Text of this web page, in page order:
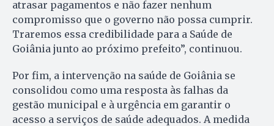
atrasar pagamentos e não fazer nenhum
compromisso que o governo não possa cumprir.
Traremos essa credibilidade para a Saúde de
Goiânia junto ao próximo prefeito”, continuou.
Por fim, a intervenção na saúde de Goiânia se
consolidou como uma resposta às falhas da
gestão municipal e à urgência em garantir o
acesso a serviços de saúde adequados. A medida